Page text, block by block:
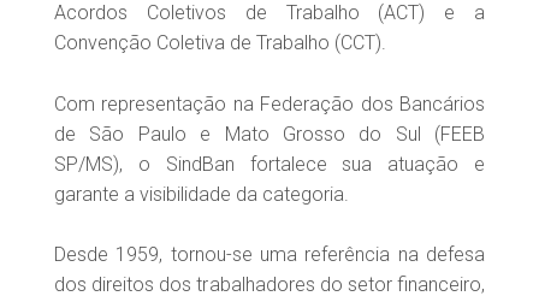
Acordos Coletivos de Trabalho (ACT) e a
Convenção Coletiva de Trabalho (CCT).
Com representação na Federação dos Bancários
de São Paulo e Mato Grosso do Sul (FEEB
SP/MS), o SindBan fortalece sua atuação e
garante a visibilidade da categoria.
Desde 1959, tornou-se uma referência na defesa
dos direitos dos trabalhadores do setor financeiro,